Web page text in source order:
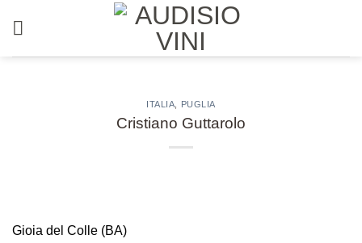
ITALIA PUGLIA
Cristiano Guttarolo
Gioia del Colle (BA)